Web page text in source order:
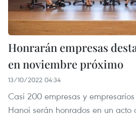
Honrarán empresas
en noviembre próximo
13/10/2022 04:34
Casi 200 empresas y
Hanoi serán honrados en un acto